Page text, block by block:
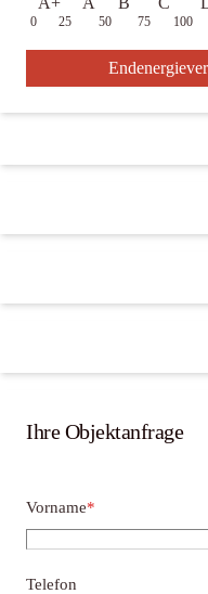
0 25 50 75 100
Ihre Objektanfrage
Vorname*
Telefon